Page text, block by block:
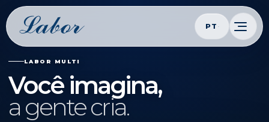
PT
LABOR MULTI
Você imagina,
a gente cria.